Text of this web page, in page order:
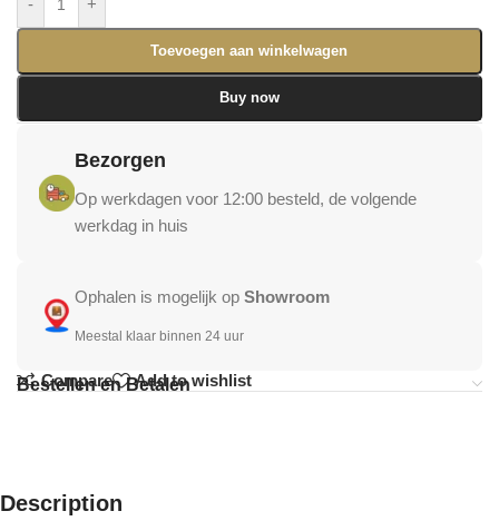
Toevoegen aan winkelwagen
Buy now
Bezorgen
Op werkdagen voor 12:00 besteld, de volgende
werkdag in huis
Ophalen is mogelijk op Showroom
Meestal klaar binnen 24 uur
Compare Add to wishlist
Bestellen en Betalen
Description